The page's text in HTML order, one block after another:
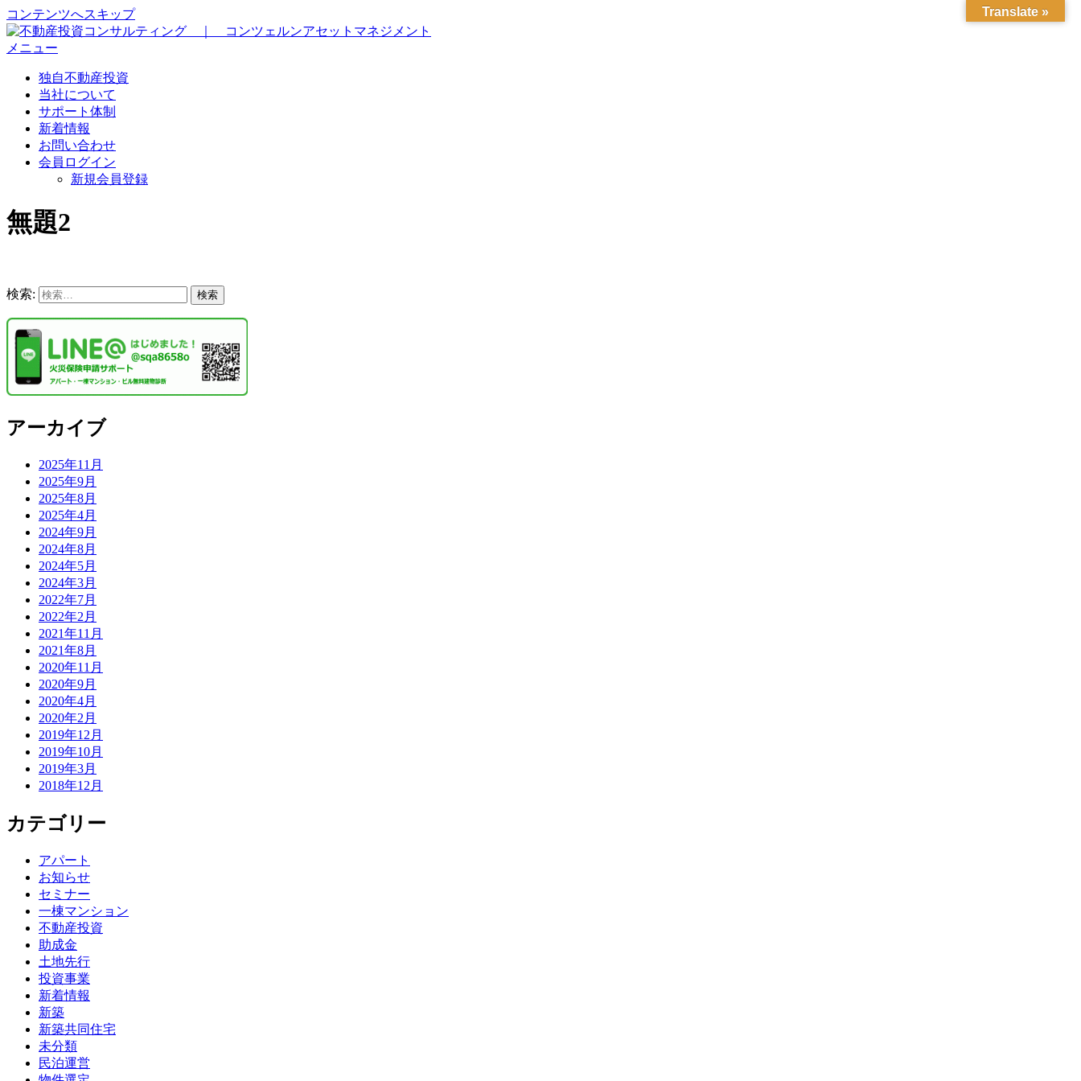
コンテンツへスキップ
メニュー
独自不動産投資
当社について
サポート体制
新着情報
お問い合わせ
会員ログイン
新規会員登録
無題2
検索:
アーカイブ
2025年11月
2025年9月
2025年8月
2025年4月
2024年9月
2024年8月
2024年5月
2024年3月
2022年7月
2022年2月
2021年11月
2021年8月
2020年11月
2020年9月
2020年4月
2020年2月
2019年12月
2019年10月
2019年3月
2018年12月
カテゴリー
アパート
お知らせ
セミナー
一棟マンション
不動産投資
助成金
土地先行
投資事業
新着情報
新築
新築共同住宅
未分類
民泊運営
Translate »